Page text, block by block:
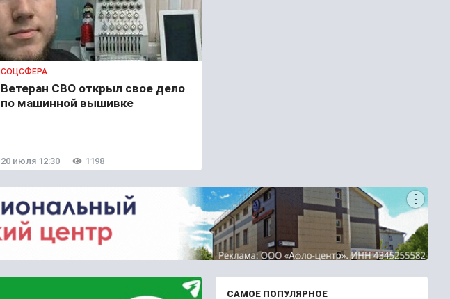
СОЦСФЕРА
Ветеран СВО открыл свое дело
по машинной вышивке
20 июля 12:30 1198
САМОЕ ПОПУЛЯРНОЕ